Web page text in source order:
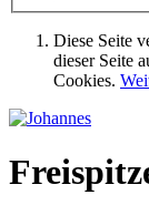
Diese Seite
dieser Seite
Cookies.